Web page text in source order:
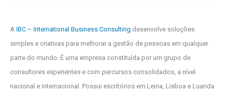
A IBC – International Business Consulting desenvolve soluções
simples e criativas para melhorar a gestão de pessoas em qualquer
parte do mundo. É uma empresa constituída por um grupo de
consultores experientes e com percursos consolidados, a nível
nacional e internacional. Possui escritórios em Leiria, Lisboa e Luanda